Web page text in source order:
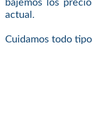
bajemos los
actual.
Cuidamos todo